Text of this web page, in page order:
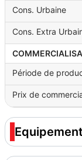
Cons. Urbaine
Cons. Extra
Période de
Prix de